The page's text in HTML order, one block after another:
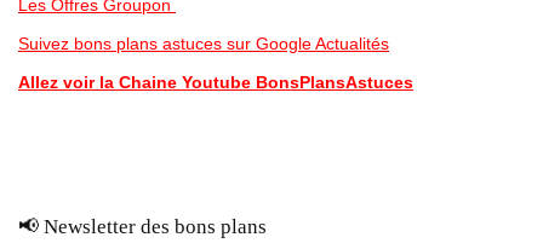
Les Offres Groupon
Suivez bons plans astuces sur Google Actualités
Allez voir la Chaine Youtube BonsPlansAstuces
📢 Newsletter des bons plans